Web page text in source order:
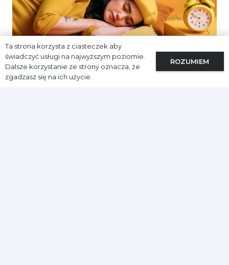
Ta strona korzysta z ciasteczek aby
świadczyć usługi na najwyższym poziomie.
Dalsze korzystanie ze strony oznacza, że
zgadzasz się na ich użycie.
ROZUMIEM